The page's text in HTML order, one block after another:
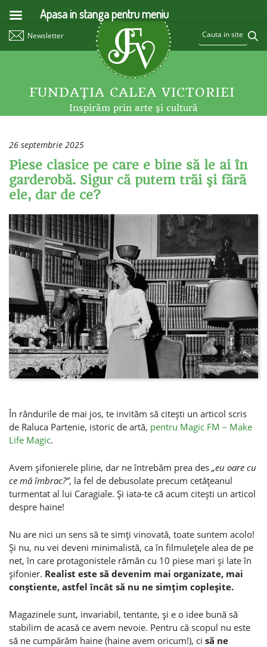
Newsletter
FUNDAŢIA CALEA VICTORIEI
Inspirăm prin arte şi cultură
26 septembrie 2025
Piese clasice pe care e bine să le ai în
garderobă. Sigur că putem trăi şi fără
ele, dar de ce?
În rândurile de mai jos, te invităm să citeşti un articol scris
de Raluca Partenie, istoric de artă, pentru Magic FM – Make
Life Magic.
Avem şifonierele pline, dar ne întrebăm prea des „eu oare cu
ce mă îmbrac?”, la fel de debusolate precum cetăţeanul
turmentat al lui Caragiale. Şi iata-te că acum citeşti un articol
despre haine!
Nu are nici un sens să te simţi vinovată, toate suntem acolo!
Şi nu, nu vei deveni minimalistă, ca în filmuleţele alea de pe
net, în care protagonistele rămân cu 10 piese mari şi late în
şifonier. Realist este să devenim mai organizate, mai
conştiente, astfel încât să nu ne simţim copleşite.
Magazinele sunt, invariabil, tentante, şi e o idee bună să
stabilim de acasă ce avem nevoie. Pentru că scopul nu este
să ne cumpărăm haine (haine avem oricum!), ci să ne
Apasa in stanga pentru meniu